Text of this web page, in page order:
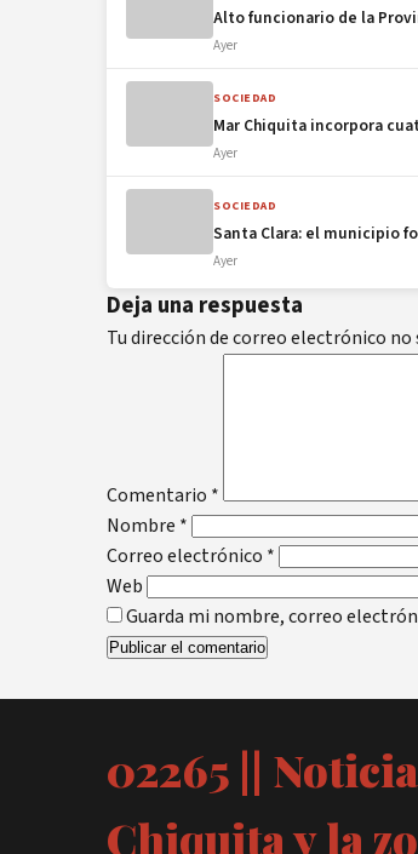
Alto funcionario de la
Ayer
SOCIEDAD
Mar Chiquita incorpora
Ayer
SOCIEDAD
Santa Clara: el municipio
Ayer
Deja una respuesta
Tu dirección de correo electrónico no
Comentario *
Nombre *
Correo electrónico *
Web
Guarda mi nombre, correo
02265 ||
Chiquita y la